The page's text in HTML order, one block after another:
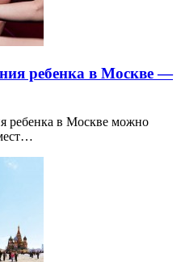
ребенка в Москве —
ребенка в Москве можно